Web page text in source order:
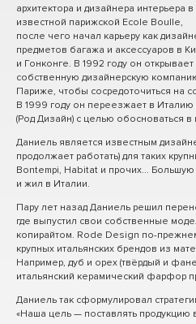
архитектора и дизайнера интерьера в
известной парижской Ecole Boulle,
после чего начал карьеру как
предметов багажа и аксессуаров в
и Гонконге. В 1992 году он открывает
собственную дизайнерскую
Париже, чтобы сосредоточиться на
В 1999 году он переезжает в
(Род Дизайн) с целью обосноваться в
Даниель является известным
продолжает работать) для таких
Bontempi, Habitat и прочих...
и жил в Италии.
Пару лет назад Даниель решил
где выпустил свои собственные
копирайтом. Rode Design по-
крупных итальянских брендов из
Например, дуб и орех (твёрдый и
итальянский керамический фарфор
Даниель так сформулировал
«Наша цель — поставлять продукцию